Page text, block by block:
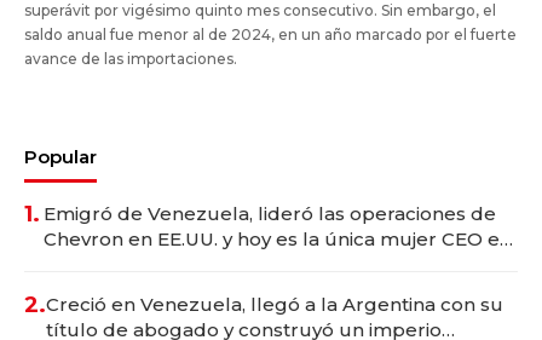
superávit por vigésimo quinto mes consecutivo. Sin embargo, el
saldo anual fue menor al de 2024, en un año marcado por el fuerte
avance de las importaciones.
Popular
1. Emigró de Venezuela, lideró las operaciones de
Chevron en EE.UU. y hoy es la única mujer CEO en
2.Creció en Venezuela, llegó a la Argentina con su
título de abogado y construyó un imperio